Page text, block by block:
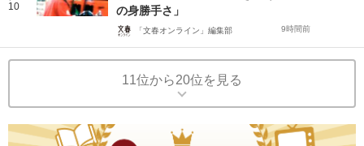
10
の身勝手さ」
「文春オンライン」編集部 9時間前
11位から20位を見る